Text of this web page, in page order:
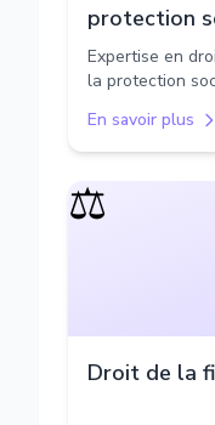
protection
Expertise en
la protection
En savoir plus
⚖️
Droit de la